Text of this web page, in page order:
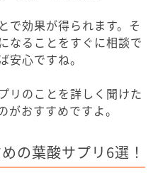
で効果が得られます。そ
なることをすぐに相談で
安心ですね。
リのことを詳しく聞けた
がおすすめですよ。
の葉酸サプリ6選！